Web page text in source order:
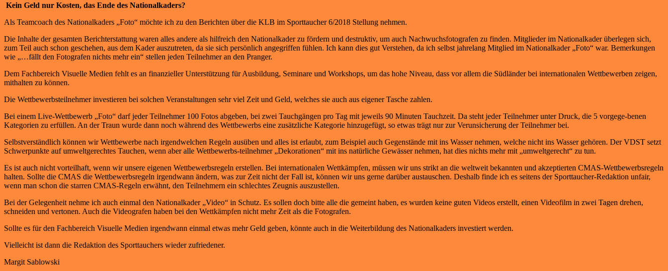
Kein Geld nur Kosten, das Ende des Nationalkaders?
Als Teamcoach des Nationalkaders „Foto“ möchte ich zu den Berichten über die KLB im Sporttaucher 6/2018 Stellung nehmen.
Die Inhalte der gesamten Berichterstattung waren alles andere als hilfreich den Nationalkader zu fördern und destruktiv, um auch Nachwuchsfotografen zu finden. Mitglieder im Nationalkader überlegen sich,
zum Teil auch schon geschehen, aus dem Kader auszutreten, da sie sich persönlich angegriffen fühlen. Ich kann dies gut Verstehen, da ich selbst jahrelang Mitglied im Nationalkader „Foto“ war. Bemerkungen
wie „…fällt den Fotografen nichts mehr ein“ stellen jeden Teilnehmer an den Pranger.
Dem Fachbereich Visuelle Medien fehlt es an finanzieller Unterstützung für Ausbildung, Seminare und Workshops, um das hohe Niveau, dass vor allem die Südländer bei internationalen Wettbewerben zeigen,
mithalten zu können.
Die Wettbewerbsteilnehmer investieren bei solchen Veranstaltungen sehr viel Zeit und Geld, welches sie auch aus eigener Tasche zahlen.
Bei einem Live-Wettbewerb „Foto“ darf jeder Teilnehmer 100 Fotos abgeben, bei zwei Tauchgängen pro Tag mit jeweils 90 Minuten Tauchzeit. Da steht jeder Teilnehmer unter Druck, die 5 vorgege-benen
Kategorien zu erfüllen. An der Traun wurde dann noch während des Wettbewerbs eine zusätzliche Kategorie hinzugefügt, so etwas trägt nur zur Verunsicherung der Teilnehmer bei.
Selbstverständlich können wir Wettbewerbe nach irgendwelchen Regeln ausüben und alles ist erlaubt, zum Beispiel auch Gegenstände mit ins Wasser nehmen, welche nicht ins Wasser gehören. Der VDST setzt
Schwerpunkte auf umweltgerechtes Tauchen, wenn aber alle Wettbewerbs-teilnehmer „Dekorationen“ mit ins natürliche Gewässer nehmen, hat dies nichts mehr mit „umweltgerecht“ zu tun.
Es ist auch nicht vorteilhaft, wenn wir unsere eigenen Wettbewerbsregeln erstellen. Bei internationalen Wettkämpfen, müssen wir uns strikt an die weltweit bekannten und akzeptierten CMAS-Wettbewerbsregeln
halten. Sollte die CMAS die Wettbewerbsregeln irgendwann ändern, was zur Zeit nicht der Fall ist, können wir uns gerne darüber austauschen. Deshalb finde ich es seitens der Sporttaucher-Redaktion unfair,
wenn man schon die starren CMAS-Regeln erwähnt, den Teilnehmern ein schlechtes Zeugnis auszustellen.
Bei der Gelegenheit nehme ich auch einmal den Nationalkader „Video“ in Schutz. Es sollen doch bitte alle die gemeint haben, es wurden keine guten Videos erstellt, einen Videofilm in zwei Tagen drehen,
schneiden und vertonen. Auch die Videografen haben bei den Wettkämpfen nicht mehr Zeit als die Fotografen.
Sollte es für den Fachbereich Visuelle Medien irgendwann einmal etwas mehr Geld geben, könnte auch in die Weiterbildung des Nationalkaders investiert werden.
Vielleicht ist dann die Redaktion des Sporttauchers wieder zufriedener.
Margit Sablowski